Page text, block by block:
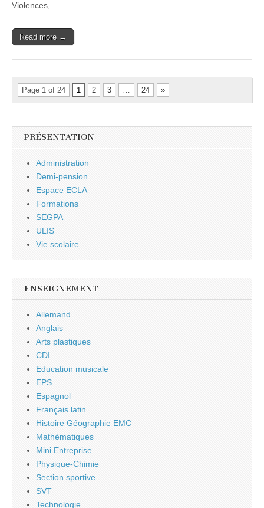
Violences,…
Read more →
Page 1 of 24 1 2 3 … 24 »
PRÉSENTATION
Administration
Demi-pension
Espace ECLA
Formations
SEGPA
ULIS
Vie scolaire
ENSEIGNEMENT
Allemand
Anglais
Arts plastiques
CDI
Education musicale
EPS
Espagnol
Français latin
Histoire Géographie EMC
Mathématiques
Mini Entreprise
Physique-Chimie
Section sportive
SVT
Technologie